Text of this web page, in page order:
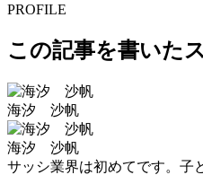
PROFILE
この記事を書いた
海汐 沙帆
海汐 沙帆
サッシ業界は初めてです。子